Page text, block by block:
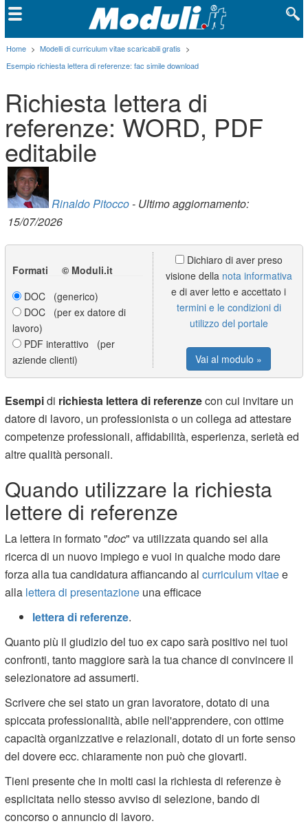
Home > Modelli di curriculum vitae scaricabili gratis >
Esempio richiesta lettera di referenze: fac simile download
Richiesta lettera di
referenze: WORD, PDF
editabile
Rinaldo Pitocco- Ultimo aggiornamento:
15/07/2026
Formati © Moduli.it
DOC (generico)
DOC (per ex datore di
lavoro)
PDF interattivo (per
aziende clienti)
Dichiaro di aver preso
visione della nota informativa
e di aver letto e accettato i
termini e le condizioni di
utilizzo del portale
Vai al modulo »
Esempidi richiesta lettera di referenzecon cui invitare un
datore di lavoro, un professionista o un collega ad attestare
competenze professionali, affidabilità, esperienza, serietà ed
altre qualità personali.
Quando utilizzare la richiesta
lettere di referenze
La lettera in formato "doc" va utilizzata quando sei alla
ricerca di un nuovo impiego e vuoi in qualche modo dare
forza alla tua candidatura affiancando alcurriculum vitaee
alla lettera di presentazione una efficace
lettera di referenze.
Quanto più il giudizio del tuo ex capo sarà positivo nei tuoi
confronti, tanto maggiore sarà la tua chance di convincere il
selezionatore ad assumerti.
Scrivere che sei stato un gran lavoratore, dotato di una
spiccata professionalità, abile nell'apprendere, con ottime
capacità organizzative e relazionali, dotato di un forte senso
del dovere ecc. chiaramente non può che giovarti.
Tieni presente che in molti casi la richiesta di referenze è
esplicitata nello stesso avviso di selezione, bando di
concorso o annuncio di lavoro.